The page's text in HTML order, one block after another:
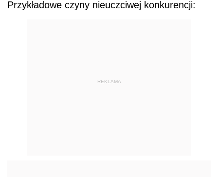
Przykładowe czyny nieuczciwej konkurencji:
REKLAMA